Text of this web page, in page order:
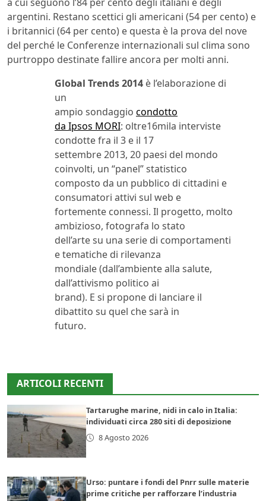
argentini. Restano scettici gli americani (54 per cento) e
i britannici (64 per cento) e questa è la prova del nove
del perché le Conferenze internazionali sul clima sono
purtroppo destinate fallire ancora per molti anni.
Global Trends 2014 è l’elaborazione di
un
ampio sondaggio condotto
da Ipsos MORI: oltre16mila interviste
condotte fra il 3 e il 17
settembre 2013, 20 paesi del mondo
coinvolti, un “panel” statistico
composto da un pubblico di cittadini e
consumatori attivi sul web e
fortemente connessi. Il progetto, molto
ambizioso, fotografa lo stato
dell’arte su una serie di comportamenti
e tematiche di rilevanza
mondiale (dall’ambiente alla salute,
dall’attivismo politico ai
brand). E si propone di lanciare il
dibattito su quel che sarà in
futuro.
ARTICOLI RECENTI
Tartarughe marine, nidi in calo in Italia:
individuati circa 280 siti di deposizione
8 Agosto 2026
Urso: puntare i fondi del Pnrr sulle materie
prime critiche per rafforzare l’industria